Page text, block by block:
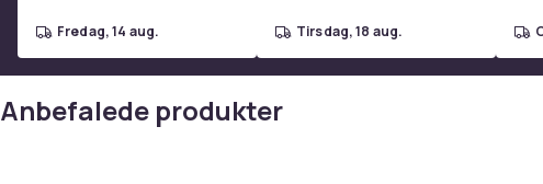
fredag, 14 aug. tirsdag, 18 aug.
Anbefalede produkter